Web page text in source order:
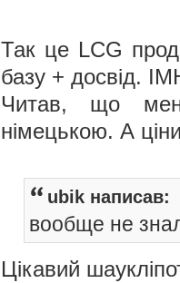
Так це LCG
базу + досвід.
Читав, що
німецькою. А
ubik написав:
вообще не
Цікавий